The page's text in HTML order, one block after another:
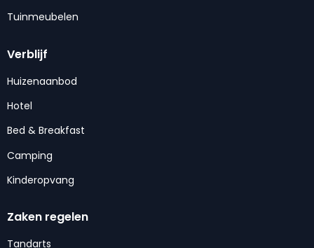
Tuinmeubelen
Verblijf
Huizenaanbod
Hotel
Bed & Breakfast
Camping
Kinderopvang
Zaken regelen
Tandarts